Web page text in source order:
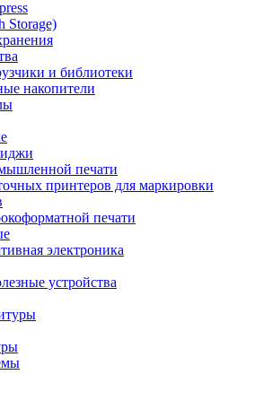
Storage)
и библиотеки
накопители
печати
принтеров для маркировки
печати
электроника
устройства